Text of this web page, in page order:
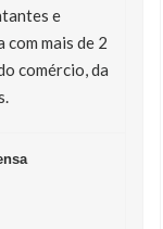
e
mais de 2
comércio, da